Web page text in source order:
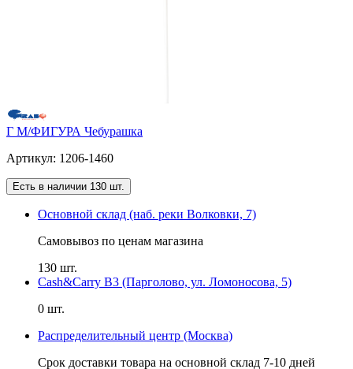
Г М/ФИГУРА Чебурашка
Артикул: 1206-1460
Есть в наличии 130 шт.
Основной склад (наб. реки Волковки, 7)
Самовывоз по ценам магазина
130 шт.
Cash&Carry B3 (Парголово, ул. Ломоносова, 5)
0 шт.
Распределительный центр (Москва)
Срок доставки товара на основной склад 7-10 дней